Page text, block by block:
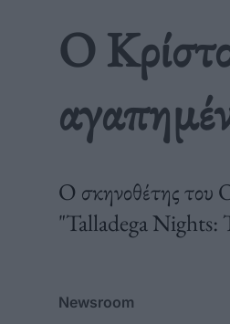
Ο
Ο σκηνοθέτης του
"Talladega
Newsroom